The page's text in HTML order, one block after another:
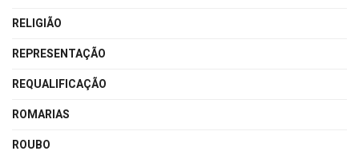
RELIGIÃO
REPRESENTAÇÃO
REQUALIFICAÇÃO
ROMARIAS
ROUBO